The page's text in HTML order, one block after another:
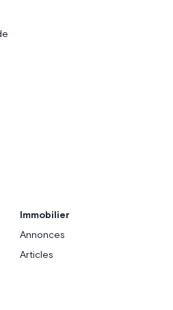
Immobilier
Annonces
Articles